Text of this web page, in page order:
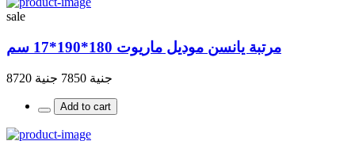
sale
مرتبة يانسن موديل ماريوت 180*190*17 سم
جنية 7850 جنية 8720
Add to cart